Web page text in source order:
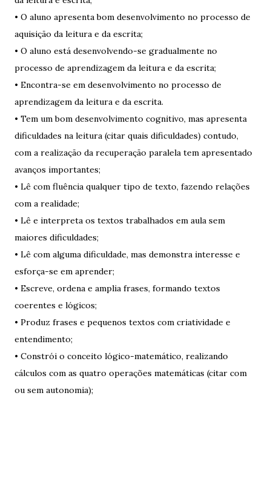
• O aluno apresenta bom desenvolvimento no processo de
aquisição da leitura e da escrita;
• O aluno está desenvolvendo-se gradualmente no
processo de aprendizagem da leitura e da escrita;
• Encontra-se em desenvolvimento no processo de
aprendizagem da leitura e da escrita.
• Tem um bom desenvolvimento cognitivo, mas apresenta
dificuldades na leitura (citar quais dificuldades) contudo,
com a realização da recuperação paralela tem apresentado
avanços importantes;
• Lê com fluência qualquer tipo de texto, fazendo relações
com a realidade;
• Lê e interpreta os textos trabalhados em aula sem
maiores dificuldades;
• Lê com alguma dificuldade, mas demonstra interesse e
esforça-se em aprender;
• Escreve, ordena e amplia frases, formando textos
coerentes e lógicos;
• Produz frases e pequenos textos com criatividade e
entendimento;
• Constrói o conceito lógico-matemático, realizando
cálculos com as quatro operações matemáticas (citar com
ou sem autonomia);